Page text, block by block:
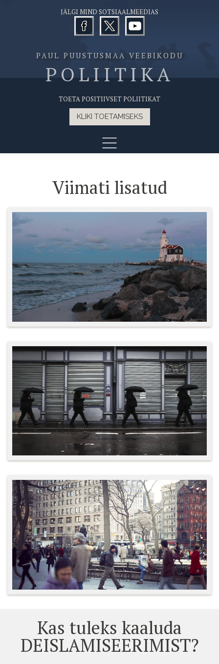
JÄLGI MIND SOTSIAALMEEDIAS
PAUL PUUSTUSMAA VEEBIKODU
POLIITIKA
TOETA POSITIIVSET POLIITIKAT
KLIKI TOETAMISEKS
Viimati lisatud
Kas tuleks kaaluda
DEISLAMISEERIMIST?